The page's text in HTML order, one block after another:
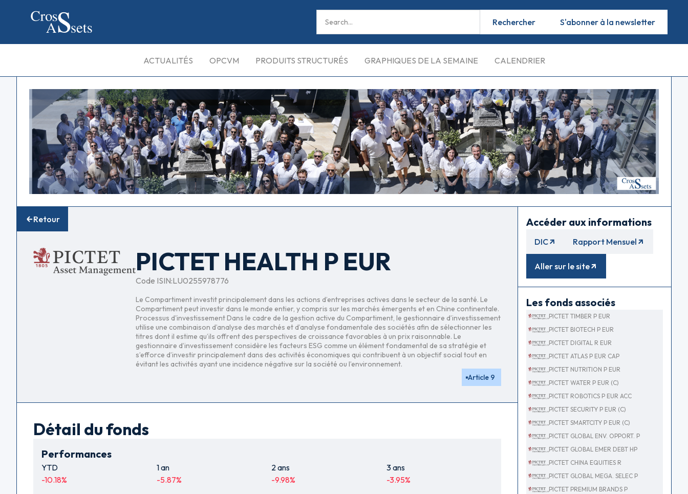
S'abonner à la newsletter
ACTUALITÉS OPCVM PRODUITS STRUCTURÉS GRAPHIQUES DE LA SEMAINE CALENDRIER
Retour
PICTET HEALTH P EUR
Code ISIN:LU0255978776
Le Compartiment investit principalement dans les actions d’entreprises actives dans le secteur de la santé. Le
Compartiment peut investir dans le monde entier, y compris sur les marchés émergents et en Chine continentale.
Processus d'investissement Dans le cadre de la gestion active du Compartiment, le gestionnaire d’investissement
utilise une combinaison d’analyse des marchés et d’analyse fondamentale des sociétés afin de sélectionner les
titres dont il estime qu’ils offrent des perspectives de croissance favorables à un prix raisonnable. Le
gestionnaire d’investissement considère les facteurs ESG comme un élément fondamental de sa stratégie et
s’efforce d’investir principalement dans des activités économiques qui contribuent à un objectif social tout en
évitant les activités ayant une incidence négative sur la société ou l’environnement.
Article 9
Détail du fonds
Performances
YTD
-10.18%
1 an
-5.87%
2 ans
-9.98%
3 ans
-3.95%
Accéder aux informations
DIC Rapport Mensuel
Aller sur le site
Les fonds associés
PICTET TIMBER P EUR
PICTET BIOTECH P EUR
PICTET DIGITAL R EUR
PICTET ATLAS P EUR CAP
PICTET NUTRITION P EUR
PICTET WATER P EUR (C)
PICTET ROBOTICS P EUR ACC
PICTET SECURITY P EUR (C)
PICTET SMARTCITY P EUR (C)
PICTET GLOBAL ENV. OPPORT. P
PICTET GLOBAL EMER DEBT HP
PICTET CHINA EQUITIES R
PICTET GLOBAL MEGA. SELEC P
PICTET PREMIUM BRANDS P